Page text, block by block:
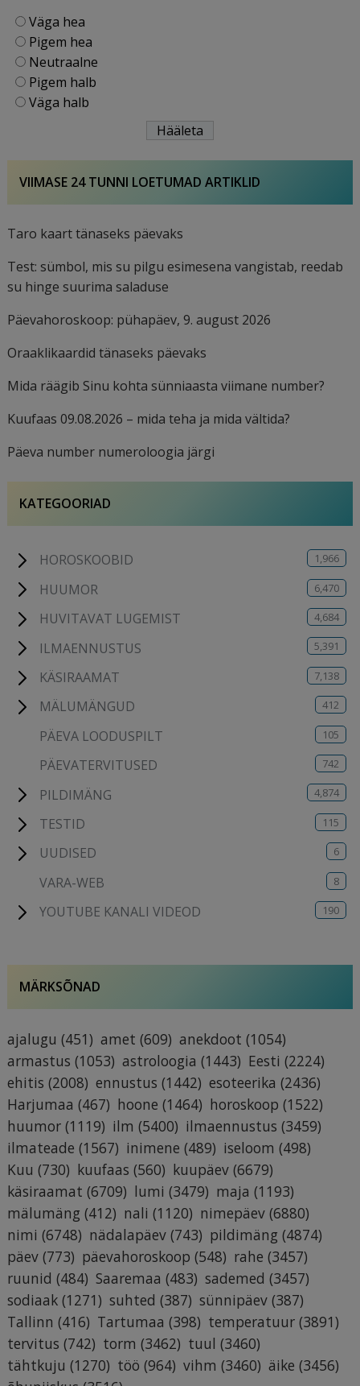
Väga hea
Pigem hea
Neutraalne
Pigem halb
Väga halb
VIIMASE 24 TUNNI LOETUMAD ARTIKLID
Taro kaart tänaseks päevaks
Test: sümbol, mis su pilgu esimesena vangistab, reedab
su hinge suurima saladuse
Päevahoroskoop: pühapäev, 9. august 2026
Oraaklikaardid tänaseks päevaks
Mida räägib Sinu kohta sünniaasta viimane number?
Kuufaas 09.08.2026 – mida teha ja mida vältida?
Päeva number numeroloogia järgi
KATEGOORIAD
HOROSKOOBID 1,966
HUUMOR 6,470
HUVITAVAT LUGEMIST 4,684
ILMAENNUSTUS 5,391
KÄSIRAAMAT 7,138
MÄLUMÄNGUD 412
PÄEVA LOODUSPILT 105
PÄEVATERVITUSED 742
PILDIMÄNG 4,874
TESTID 115
UUDISED 6
VARA-WEB 8
YOUTUBE KANALI VIDEOD 190
MÄRKSÕNAD
ajalugu (451) amet (609) anekdoot (1054)
armastus (1053) astroloogia (1443) Eesti (2224)
ehitis (2008) ennustus (1442) esoteerika (2436)
Harjumaa (467) hoone (1464) horoskoop (1522)
huumor (1119) ilm (5400) ilmaennustus (3459)
ilmateade (1567) inimene (489) iseloom (498)
Kuu (730) kuufaas (560) kuupäev (6679)
käsiraamat (6709) lumi (3479) maja (1193)
mälumäng (412) nali (1120) nimepäev (6880)
nimi (6748) nädalapäev (743) pildimäng (4874)
päev (773) päevahoroskoop (548) rahe (3457)
ruunid (484) Saaremaa (483) sademed (3457)
sodiaak (1271) suhted (387) sünnipäev (387)
Tallinn (416) Tartumaa (398) temperatuur (3891)
tervitus (742) torm (3462) tuul (3460)
tähtkuju (1270) töö (964) vihm (3460) äike (3456)